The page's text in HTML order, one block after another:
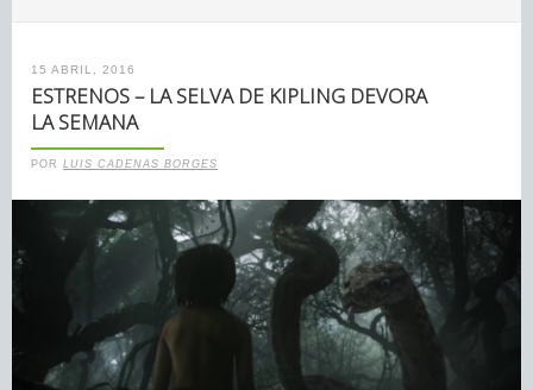
15 ABRIL, 2016
ESTRENOS – LA SELVA DE KIPLING DEVORA
LA SEMANA
POR LUIS CADENAS BORGES